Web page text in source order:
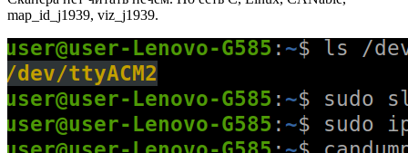
map_id_j1939, viz_j1939.